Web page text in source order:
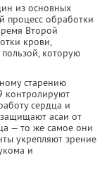
из основных
процесс обработки
Второй
крови,
которую
старению
контролируют
сердца и
асаи от
— то же самое они
укрепляют зрение
и